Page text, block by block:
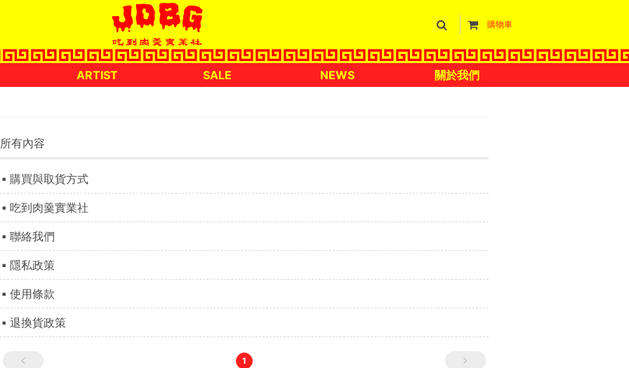
購物車
ARTIST SALE NEWS
關於我們
所有內容
購買與取貨方式
吃到肉羹實業社
聯絡我們
隱私政策
使用條款
退換貨政策
1